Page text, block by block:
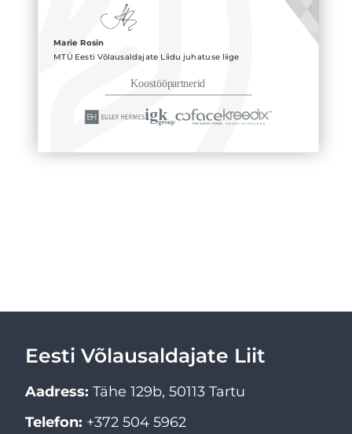
Marie Rosin
MTÜ Eesti Võlausaldajate Liidu juhatuse liige
Eesti Võlausaldajate Liit
Aadress: Tähe 129b, 50113 Tartu
Telefon: +372 504 5962